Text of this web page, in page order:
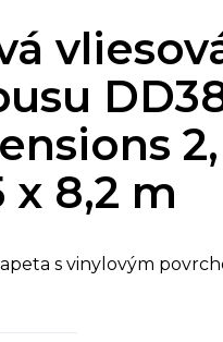
8,2 m
s vinylovým